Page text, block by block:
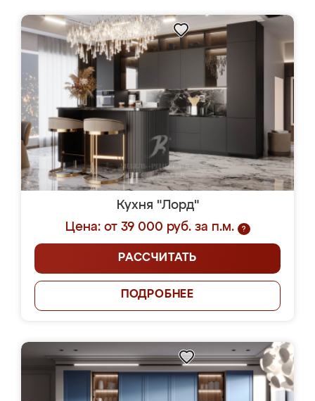
Кухня "Лорд"
Цена: от 39 000 руб. за п.м.
?
РАССЧИТАТЬ
ПОДРОБНЕЕ